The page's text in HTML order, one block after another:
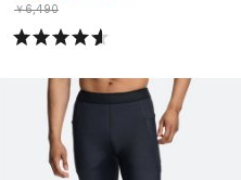
￥6,490